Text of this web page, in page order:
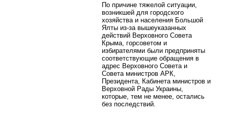
По причине тяжелой ситуации,
возникшей для городского
хозяйства и населения Большой
Ялты из-за вышеуказанных
действий Верховного Совета
Крыма, горсоветом и
избирателями были предприняты
соответствующие обращения в
адрес Верховного Совета и
Совета министров АРК,
Президента, Кабинета министров и
Верховной Рады Украины,
которые, тем не менее, остались
без последствий.